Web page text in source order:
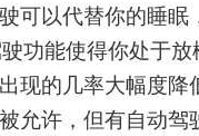
可以代替你的睡眠
功能使得你处于
现的几率大幅度降
允许，但有自动驾